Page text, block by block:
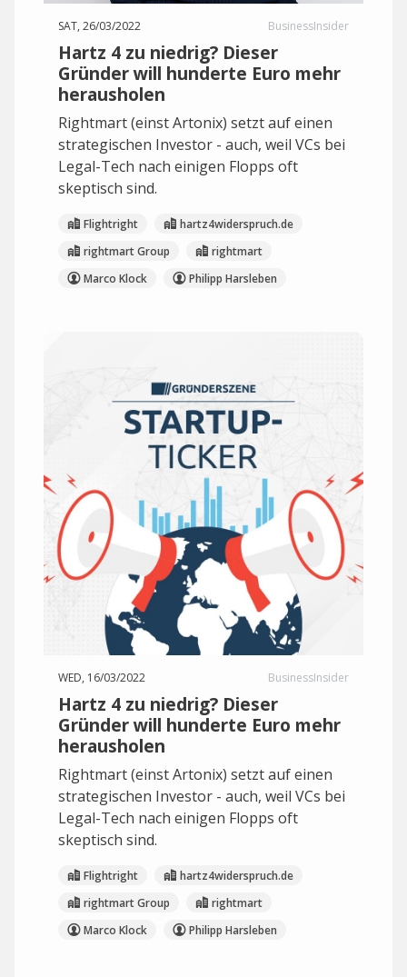
SAT, 26/03/2022 BusinessInsider
Hartz 4 zu niedrig? Dieser
Gründer will hunderte Euro mehr
herausholen
Rightmart (einst Artonix) setzt auf einen
strategischen Investor - auch, weil VCs bei
Legal-Tech nach einigen Flopps oft
skeptisch sind.
Flightright
hartz4widerspruch.de
rightmart Group
rightmart
Marco Klock
Philipp Harsleben
WED, 16/03/2022 BusinessInsider
Hartz 4 zu niedrig? Dieser
Gründer will hunderte Euro mehr
herausholen
Rightmart (einst Artonix) setzt auf einen
strategischen Investor - auch, weil VCs bei
Legal-Tech nach einigen Flopps oft
skeptisch sind.
Flightright
hartz4widerspruch.de
rightmart Group
rightmart
Marco Klock
Philipp Harsleben